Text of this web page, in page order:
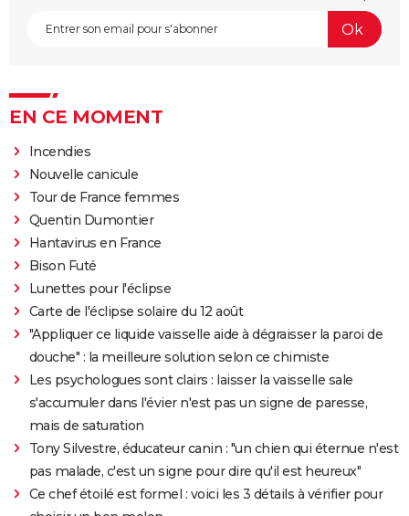
EN CE MOMENT
Incendies
Nouvelle canicule
Tour de France femmes
Quentin Dumontier
Hantavirus en France
Bison Futé
Lunettes pour l'éclipse
Carte de l'éclipse solaire du 12 août
"Appliquer ce liquide vaisselle aide à dégraisser la paroi de
douche" : la meilleure solution selon ce chimiste
Les psychologues sont clairs : laisser la vaisselle sale
s'accumuler dans l'évier n'est pas un signe de paresse,
mais de saturation
Tony Silvestre, éducateur canin : "un chien qui éternue n'est
pas malade, c'est un signe pour dire qu'il est heureux"
Ce chef étoilé est formel : voici les 3 détails à vérifier pour